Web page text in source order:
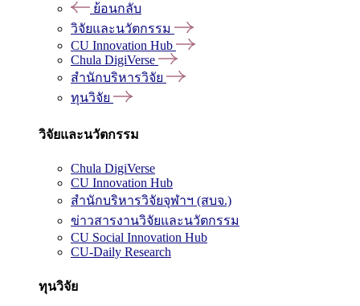
ย้อนกลับ
วิจัยและนวัตกรรม
CU Innovation Hub
Chula DigiVerse
สำนักบริหารวิจัย
ทุนวิจัย
วิจัยและนวัตกรรม
Chula DigiVerse
CU Innovation Hub
สำนักบริหารวิจัยจุฬาฯ (สบจ.)
ข่าวสารงานวิจัยและนวัตกรรม
CU Social Innovation Hub
CU-Daily Research
ทุนวิจัย